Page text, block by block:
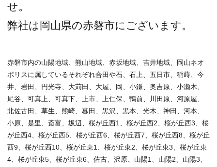
せ。
弊社は岡山県の赤磐市にございます。
赤磐市内の山陽地域、熊山地域、赤坂地域、吉井地域、岡山ネオ
ポリスに属しているそれぞれ合田や石、石上、五日市、稲蒔、今
井、岩田、円光寺、大苅田、大屋、岡、小鎌、奥吉原、小瀬木、
尾谷、可真上、可真下、上市、上仁保、鴨前、川田原、河原屋、
北佐古田、草生、熊崎、暮田、黒沢、黒本、光木、神田、河本、
小原、是里、斎富、坂辺、桜が丘西1、桜が丘西2、桜が丘西3、桜
が丘西4、桜が丘西5、桜が丘西6、桜が丘西7、桜が丘西8、桜が丘
西9、桜が丘西10、桜が丘東1、桜が丘東2、桜が丘東3、桜が丘東
4、桜が丘東5、桜が丘東6、佐古、沢原、山陽1、山陽2、山陽3、